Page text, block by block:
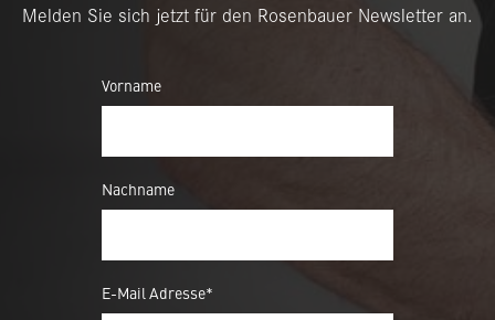
Melden Sie sich jetzt für den Rosenbauer Newsletter an.
Vorname
Nachname
E-Mail Adresse*